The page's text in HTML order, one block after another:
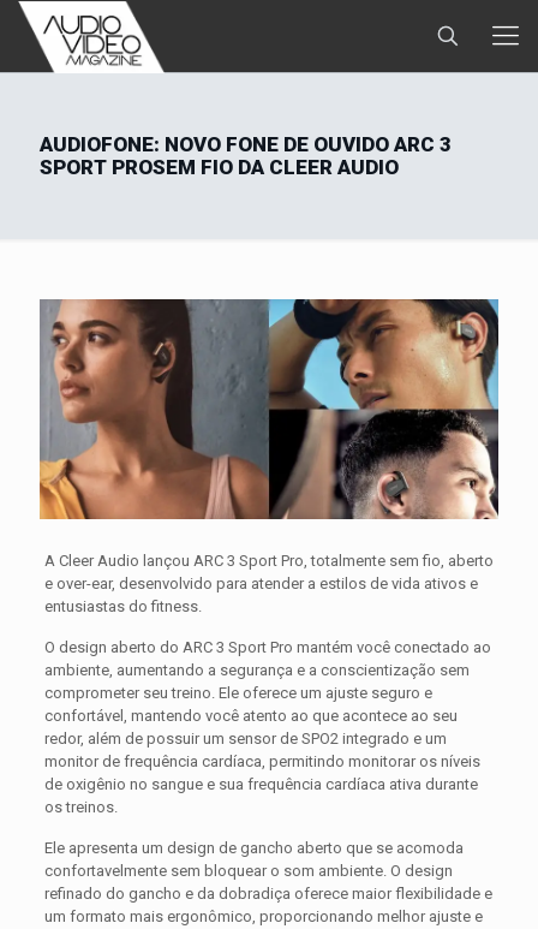
AUDIOFONE: NOVO FONE DE OUVIDO ARC 3
SPORT PROSEM FIO DA CLEER AUDIO
A Cleer Audio lançou ARC 3 Sport Pro, totalmente sem fio, aberto
e over-ear, desenvolvido para atender a estilos de vida ativos e
entusiastas do fitness.
O design aberto do ARC 3 Sport Pro mantém você conectado ao
ambiente, aumentando a segurança e a conscientização sem
comprometer seu treino. Ele oferece um ajuste seguro e
confortável, mantendo você atento ao que acontece ao seu
redor, além de possuir um sensor de SPO2 integrado e um
monitor de frequência cardíaca, permitindo monitorar os níveis
de oxigênio no sangue e sua frequência cardíaca ativa durante
os treinos.
Ele apresenta um design de gancho aberto que se acomoda
confortavelmente sem bloquear o som ambiente. O design
refinado do gancho e da dobradiça oferece maior flexibilidade e
um formato mais ergonômico, proporcionando melhor ajuste e